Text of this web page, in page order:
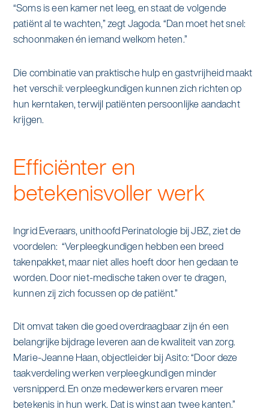
“Soms is een kamer net leeg, en staat de volgende
patiënt al te wachten,” zegt Jagoda. “Dan moet het snel:
schoonmaken én iemand welkom heten.”
Die combinatie van praktische hulp en gastvrijheid maakt
het verschil: verpleegkundigen kunnen zich richten op
hun kerntaken, terwijl patiënten persoonlijke aandacht
krijgen.
Efficiënter en
betekenisvoller werk
Ingrid Everaars, unithoofd Perinatologie bij JBZ, ziet de
voordelen: “Verpleegkundigen hebben een breed
takenpakket, maar niet alles hoeft door hen gedaan te
worden. Door niet-medische taken over te dragen,
kunnen zij zich focussen op de patiënt.”
Dit omvat taken die goed overdraagbaar zijn én een
belangrijke bijdrage leveren aan de kwaliteit van zorg.
Marie-Jeanne Haan, objectleider bij Asito: “Door deze
taakverdeling werken verpleegkundigen minder
versnipperd. En onze medewerkers ervaren meer
betekenis in hun werk. Dat is winst aan twee kanten.”